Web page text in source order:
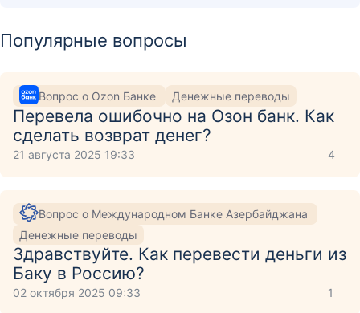
Популярные вопросы
Вопрос о Ozon Банке Денежные переводы
Перевела ошибочно на Озон банк. Как
сделать возврат денег?
21 августа 2025 19:33 4
Вопрос о Международном Банке Азербайджана
Денежные переводы
Здравствуйте. Как перевести деньги из
Баку в Россию?
02 октября 2025 09:33 1